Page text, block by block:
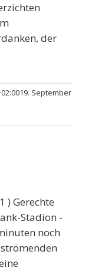
der
19. September
) Gerechte
Stadion -
noch